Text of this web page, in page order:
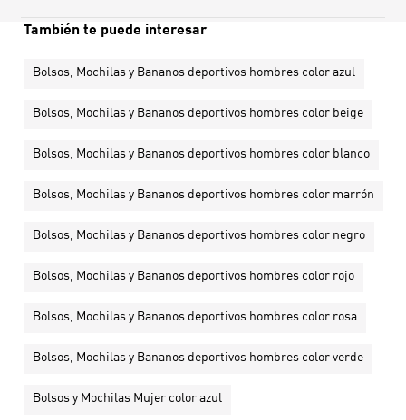
También te puede interesar
Bolsos, Mochilas y Bananos deportivos hombres color azul
Bolsos, Mochilas y Bananos deportivos hombres color beige
Bolsos, Mochilas y Bananos deportivos hombres color blanco
Bolsos, Mochilas y Bananos deportivos hombres color marrón
Bolsos, Mochilas y Bananos deportivos hombres color negro
Bolsos, Mochilas y Bananos deportivos hombres color rojo
Bolsos, Mochilas y Bananos deportivos hombres color rosa
Bolsos, Mochilas y Bananos deportivos hombres color verde
Bolsos y Mochilas Mujer color azul